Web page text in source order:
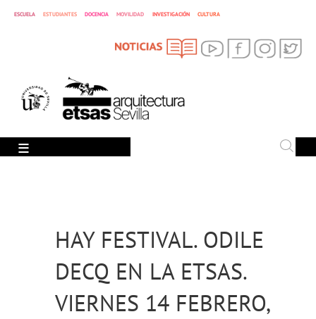
ESCUELA ESTUDIANTES DOCENCIA MOVILIDAD INVESTIGACIÓN CULTURA
HAY FESTIVAL. ODILE
DECQ EN LA ETSAS.
VIERNES 14 FEBRERO,